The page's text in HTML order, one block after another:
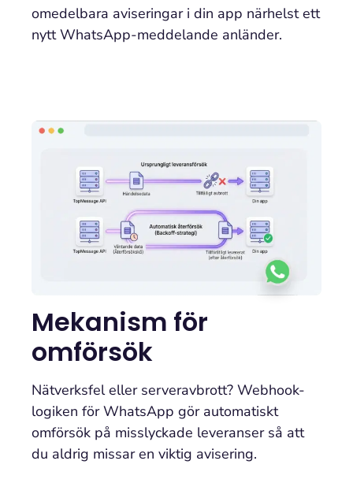
omedelbara aviseringar i din app närhelst ett
nytt WhatsApp-meddelande anländer.
Mekanism för
omförsök
Nätverksfel eller serveravbrott? Webhook-
logiken för WhatsApp gör automatiskt
omförsök på misslyckade leveranser så att
du aldrig missar en viktig avisering.